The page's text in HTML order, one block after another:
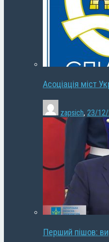
Асоціація міст
zapsich, 23/
Перший пішов: